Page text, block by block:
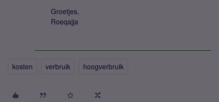
Groetjes,
Roeqajja
kosten verbruik hoogverbruik